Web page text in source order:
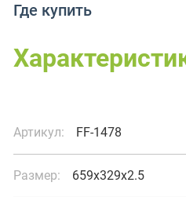
Где купить
Артикул: FF-1478
Размер: 659x329x2.5